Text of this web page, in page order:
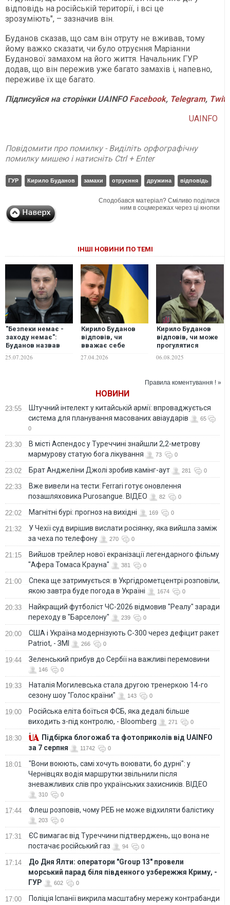
відповідь на російській території, і всі це
зрозуміють", – зазначив він.
Буданов сказав, що сам він отруту не вживав, тому
йому важко сказати, чи було отруєння Маріанни
Буданової замахом на його життя. Начальник ГУР
додав, що він пережив уже багато замахів і, напевно,
переживе їх ще багато.
Підписуйся на сторінки UAINFO Facebook, Telegram,
UAINFO
Повідомити про помилку - Виділіть орфографічну
помилку мишею і натисніть Ctrl + Enter
ГУР Кирило Буданов замахи отруєння дружина відповідь
Сподобався матеріал? Сміливо поділися
ним в соцмережах через ці кнопки
ІНШІ НОВИНИ ПО ТЕМІ
"Безпеки немає -
заходу немає":
Буданов назвав
відповісти за
25.07.2026
Кирило Буданов
відповів, чи
вважає себе
27.04.2026
Кирило Буданов
відповів, чи може
прогулятися
дружиною
06.08.2025
Правила коментування ! »
НОВИНИ
23:55
Штучний інтелект у китайській армії: впроваджується
система для планування масованих авіаударів
65
0
23:30
В місті Аспендос у Туреччині знайшли 2,2-метрову
мармурову статую бога лікування
73 0
23:02 Брат Анджеліни Джолі зробив камінг-аут 281 0
22:33
Вже вивели на тести: Ferrari готує оновлення
позашляховика Purosangue. ВІДЕО
82 0
22:02 Магнітні бурі: прогноз на вихідні 169 0
21:32
У Чехії суд вирішив вислати росіянку, яка вийшла заміж
за чеха по телефону
270 0
21:15
Вийшов трейлер нової екранізації легендарного фільму
"Афера Томаса Крауна"
381 0
21:00
Спека ще затримується: в Укргідрометцентрі розповіли,
якою завтра буде погода в Україні
1674 0
20:33
Найкращий футболіст ЧС-2026 відмовив "Реалу" заради
переходу в "Барселону"
239 0
20:00
США і Україна модернізують С-300 через дефіцит ракет
Patriot, - ЗМІ
266 0
19:44 Зеленський прибув до Сербії на важливі перемовини
146 0
19:33
Наталія Могилевська стала другою тренеркою 14-го
сезону шоу "Голос країни"
143 0
19:00
Російська еліта боїться ФСБ, яка дедалі більше
виходить з-під контролю, - Bloomberg
271 0
18:30
Підбірка блогожаб та фотоприколів від UAINFO
за 7 серпня
11742 0
18:01
"Вони воюють, самі хочуть воювати, бо дурні": у
Чернівцях водія маршрутки звільнили після
зневажливих слів про українських захисників. ВІДЕО
310 0
17:44 Флеш розповів, чому РЕБ не може відхиляти балістику
203 0
17:31
ЄС вимагає від Туреччини підтверджень, що вона не
постачає російський газ
94 0
17:14
До Дня Ялти: оператори "Group 13" провели
морський парад біля південного узбережжя Криму, -
ГУР
602 0
17:00
Поліція Іспанії викрила масштабну мережу контрабанди